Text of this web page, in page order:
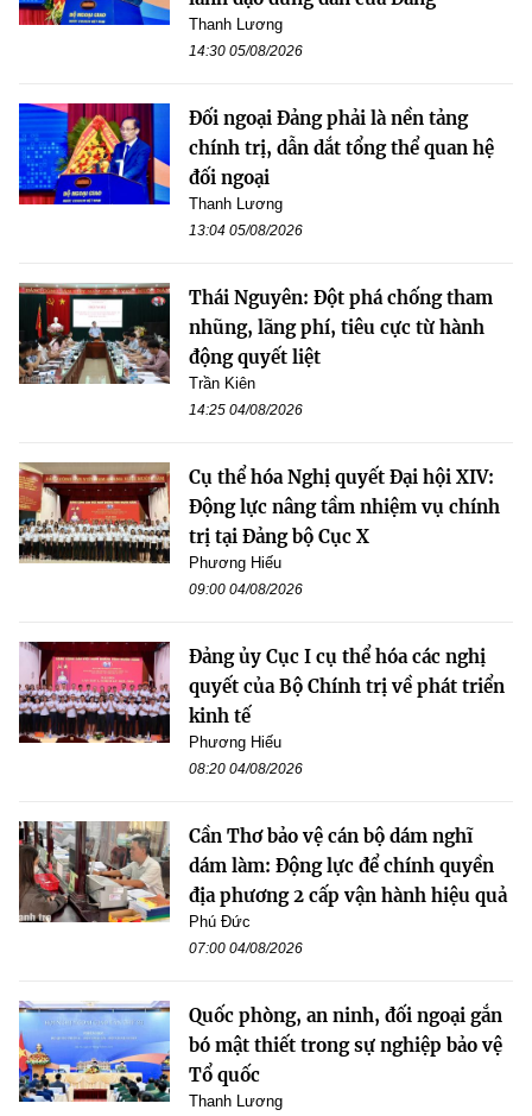
Thanh Lương
14:30 05/08/2026
Đối ngoại Đảng phải là nền tảng
chính trị, dẫn dắt tổng thể quan hệ
đối ngoại
Thanh Lương
13:04 05/08/2026
Thái Nguyên: Đột phá chống tham
nhũng, lãng phí, tiêu cực từ hành
động quyết liệt
Trần Kiên
14:25 04/08/2026
Cụ thể hóa Nghị quyết Đại hội XIV:
Động lực nâng tầm nhiệm vụ chính
trị tại Đảng bộ Cục X
Phương Hiếu
09:00 04/08/2026
Đảng ủy Cục I cụ thể hóa các nghị
quyết của Bộ Chính trị về phát triển
kinh tế
Phương Hiếu
08:20 04/08/2026
Cần Thơ bảo vệ cán bộ dám nghĩ
dám làm: Động lực để chính quyền
địa phương 2 cấp vận hành hiệu quả
Phú Đức
07:00 04/08/2026
Quốc phòng, an ninh, đối ngoại gắn
bó mật thiết trong sự nghiệp bảo vệ
Tổ quốc
Thanh Lương